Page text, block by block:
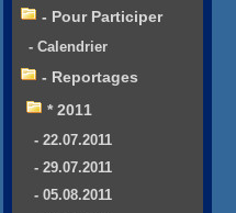
- Pour Participer
- Calendrier
- Reportages
* 2011
- 22.07.2011
- 29.07.2011
- 05.08.2011